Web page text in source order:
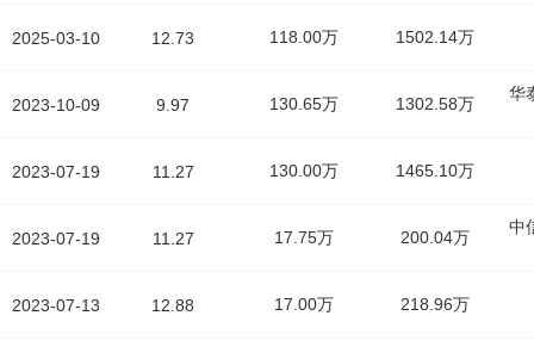
2025-03-10
2023-10-09
2023-07-19
2023-07-19
2023-07-13
12.73 118.00万 1502.14万
9.97 130.65万 1302.58万
华
11.27 130.00万 1465.10万
11.27 17.75万 200.04万
中
12.88 17.00万 218.96万